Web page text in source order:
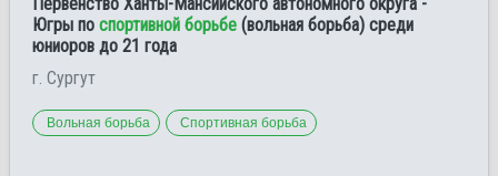
Югры по спортивной борьбе (вольная борьба) среди
юниоров до 21 года
г. Сургут
Вольная борьба Спортивная борьба